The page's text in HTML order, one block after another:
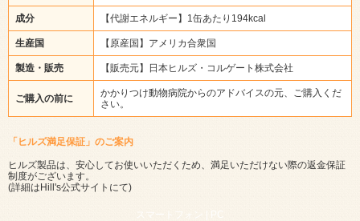
成分 【代謝エネルギー】1缶あたり194kcal
生産国 【原産国】アメリカ合衆国
製造・販売 【販売元】日本ヒルズ・コルゲート株式会社
ご購入の前に
かかりつけ動物病院からのアドバイスの元、ご購入くだ
さい。
「ヒルズ満足保証」のご案内
ヒルズ製品は、安心してお使いいただくため、満足いただけない際の返金保証
制度がございます。
(詳細はHill's公式サイト にて)
スマートフォン | PC